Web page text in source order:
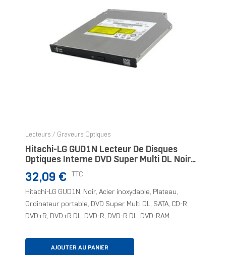
Lecteurs / Graveurs Optiques
Hitachi-LG GUD1N Lecteur De Disques
Optiques Interne DVD Super Multi DL Noir,
Acier Inoxydable
Prix
32,09 € TTC
Hitachi-LG GUD1N, Noir, Acier inoxydable, Plateau,
Ordinateur portable, DVD Super Multi DL, SATA, CD-R,
DVD+R, DVD+R DL, DVD-R, DVD-R DL, DVD-RAM
AJOUTER AU PANIER